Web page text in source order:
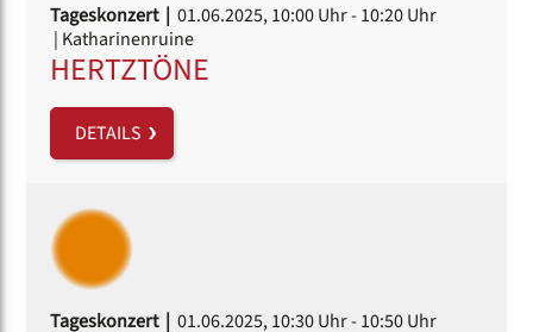
Tageskonzert | 01.06.2025, 10:00 Uhr- 10:20 Uhr
| Katharinenruine
HERTZTÖNE
DETAILS
Tageskonzert | 01.06.2025, 10:30 Uhr- 10:50 Uhr